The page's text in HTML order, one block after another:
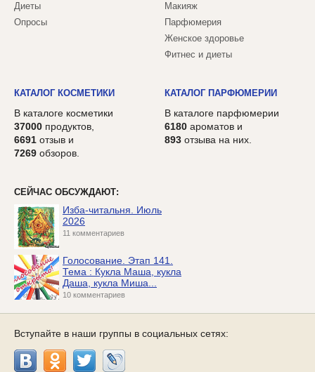
Диеты
Опросы
Макияж
Парфюмерия
Женское здоровье
Фитнес и диеты
КАТАЛОГ КОСМЕТИКИ
В каталоге косметики
37000 продуктов,
6691 отзыв и
7269 обзоров.
КАТАЛОГ ПАРФЮМЕРИИ
В каталоге парфюмерии
6180 ароматов и
893 отзыва на них.
СЕЙЧАС ОБСУЖДАЮТ:
Изба-читальня. Июль
2026
11 комментариев
Голосование. Этап 141.
Тема : Кукла Маша, кукла
Даша, кукла Миша...
10 комментариев
Вступайте в наши группы в социальных сетях: